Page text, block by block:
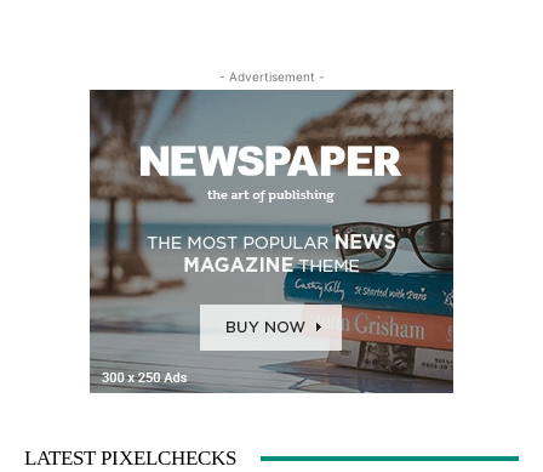
- Advertisement -
LATEST PIXELCHECKS